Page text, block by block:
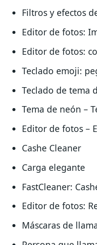
Filtros y efectos
Editor de fotos:
Editor de fotos:
Teclado emoji:
Teclado de tema
Tema de neón –
Editor de fotos –
Cashe Cleaner
Carga elegante
FastCleaner:
Editor de fotos:
Máscaras de